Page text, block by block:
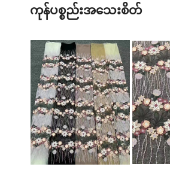
ကုန်ပစ္စည်းအသေးစိတ်